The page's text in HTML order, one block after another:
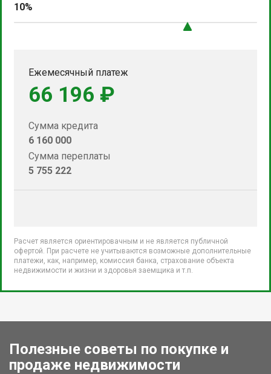
10%
Ежемесячный платеж
66 196 ₽
Сумма кредита
6 160 000
Сумма переплаты
5 755 222
Расчет является ориентировачным и не является публичной
офертой. При расчете не учитываются возможные дополнительные
платежи, как, например, комиссия банка, страхование объекта
недвижимости и жизни и здоровья заемщика и т.п.
Полезные советы по покупке и
продаже недвижимости